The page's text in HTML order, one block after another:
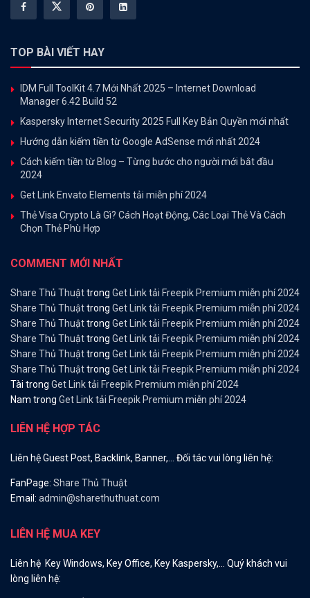
TOP BÀI VIẾT HAY
IDM Full ToolKit 4.7 Mới Nhất 2025 – Internet Download
Manager 6.42 Build 52
Kaspersky Internet Security 2025 Full Key Bản Quyền mới nhất
Hướng dẫn kiếm tiền từ Google AdSense mới nhất 2024
Cách kiếm tiền từ Blog – Từng bước cho người mới bắt đầu
2024
Get Link Envato Elements tải miễn phí 2024
Thẻ Visa Crypto Là Gì? Cách Hoạt Động, Các Loại Thẻ Và Cách
Chọn Thẻ Phù Hợp
COMMENT MỚI NHẤT
Share Thủ Thuậttrong Get Link tải Freepik Premium miễn phí 2024
Share Thủ Thuậttrong Get Link tải Freepik Premium miễn phí 2024
Share Thủ Thuậttrong Get Link tải Freepik Premium miễn phí 2024
Share Thủ Thuậttrong Get Link tải Freepik Premium miễn phí 2024
Share Thủ Thuậttrong Get Link tải Freepik Premium miễn phí 2024
Share Thủ Thuậttrong Get Link tải Freepik Premium miễn phí 2024
Tài trong Get Link tải Freepik Premium miễn phí 2024
Nam trong Get Link tải Freepik Premium miễn phí 2024
LIÊN HỆ HỢP TÁC
Liên hệ Guest Post, Backlink, Banner,… Đối tác vui lòng liên hệ:
FanPage: Share Thủ Thuật
Email: admin@sharethuthuat.com
LIÊN HỆ MUA KEY
Liên hệ Key Windows, Key Office, Key Kaspersky,… Quý khách vui
lòng liên hệ: